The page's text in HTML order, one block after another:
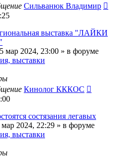
Сильванюк Владимир
выставка "ЛАЙКИ
мар 2024, 23:00 » в форуме
выставки
Кинолог КККОС
состязания легавых
мар 2024, 22:29 » в форуме
выставки